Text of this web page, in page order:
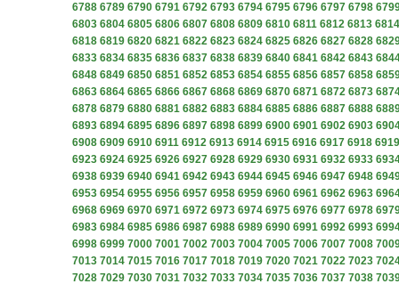
6788 6789 6790 6791 6792 6793 6794 6795 6796 6797 6798
6803 6804 6805 6806 6807 6808 6809 6810 6811 6812 6813 6814
6818 6819 6820 6821 6822 6823 6824 6825 6826 6827 6828
6833 6834 6835 6836 6837 6838 6839 6840 6841 6842 6843
6848 6849 6850 6851 6852 6853 6854 6855 6856 6857 6858
6863 6864 6865 6866 6867 6868 6869 6870 6871 6872 6873
6878 6879 6880 6881 6882 6883 6884 6885 6886 6887 6888
6893 6894 6895 6896 6897 6898 6899 6900 6901 6902 6903
6908 6909 6910 6911 6912 6913 6914 6915 6916 6917 6918 6919
6923 6924 6925 6926 6927 6928 6929 6930 6931 6932 6933
6938 6939 6940 6941 6942 6943 6944 6945 6946 6947 6948
6953 6954 6955 6956 6957 6958 6959 6960 6961 6962 6963
6968 6969 6970 6971 6972 6973 6974 6975 6976 6977 6978
6983 6984 6985 6986 6987 6988 6989 6990 6991 6992 6993
6998 6999 7000 7001 7002 7003 7004 7005 7006 7007 7008
7013 7014 7015 7016 7017 7018 7019 7020 7021 7022 7023
7028 7029 7030 7031 7032 7033 7034 7035 7036 7037 7038